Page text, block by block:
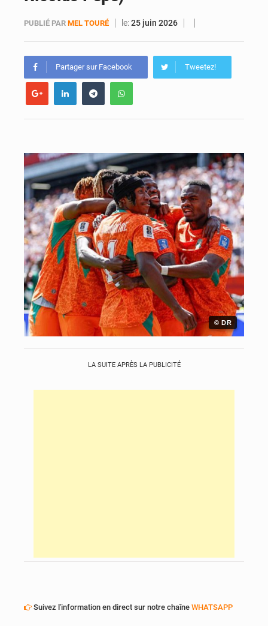
PUBLIÉ PAR MEL TOURÉ le:25 juin 2026
Partager sur Facebook Tweetez!
© DR
LA SUITE APRÈS LA PUBLICITÉ
Suivez l'information en direct sur notre chaîne WHATSAPP